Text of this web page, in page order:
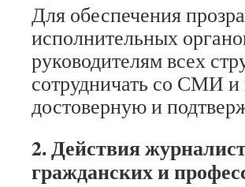
Для обеспечения
исполнительных
руководителям всех
сотрудничать со СМИ и
достоверную и
2. Действия
гражданских и